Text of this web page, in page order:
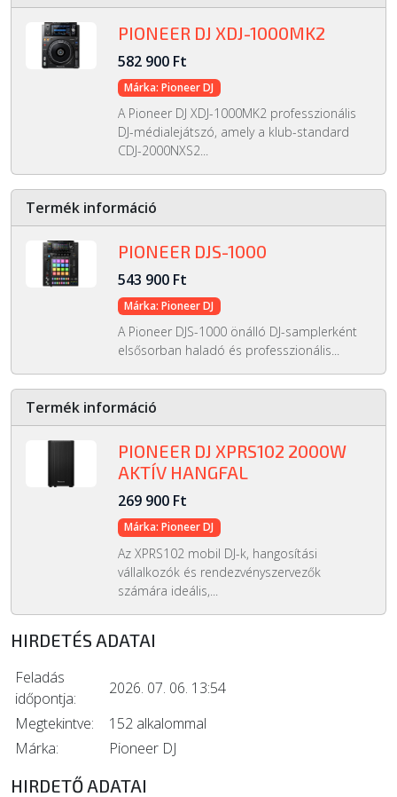
PIONEER DJ XDJ-1000MK2
582 900 Ft
Márka: Pioneer DJ
A Pioneer DJ XDJ-1000MK2 professzionális
DJ-médialejátszó, amely a klub-standard
CDJ-2000NXS2...
Termék információ
PIONEER DJS-1000
543 900 Ft
Márka: Pioneer DJ
A Pioneer DJS-1000 önálló DJ-samplerként
elsősorban haladó és professzionális...
Termék információ
PIONEER DJ XPRS102 2000W
AKTÍV HANGFAL
269 900 Ft
Márka: Pioneer DJ
Az XPRS102 mobil DJ-k, hangosítási
vállalkozók és rendezvényszervezők
számára ideális,...
HIRDETÉS ADATAI
Feladás
időpontja:
2026. 07. 06. 13:54
Megtekintve:
152 alkalommal
Márka:
Pioneer DJ
HIRDETŐ ADATAI